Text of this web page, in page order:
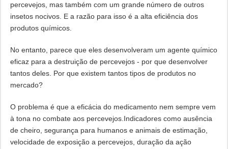
percevejos, mas também com um grande número de outros
insetos nocivos. E a razão para isso é a alta eficiência dos
produtos químicos.
No entanto, parece que eles desenvolveram um agente químico
eficaz para a destruição de percevejos - por que desenvolver
tantos deles. Por que existem tantos tipos de produtos no
mercado?
O problema é que a eficácia do medicamento nem sempre vem
à tona no combate aos percevejos.Indicadores como ausência
de cheiro, segurança para humanos e animais de estimação,
velocidade de exposição a percevejos, duração da ação